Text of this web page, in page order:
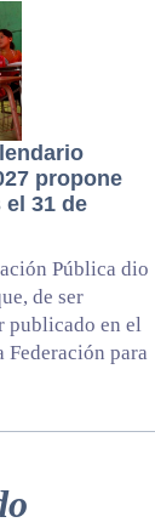
propone
31 de
Pública dio
de ser
publicado en el
para